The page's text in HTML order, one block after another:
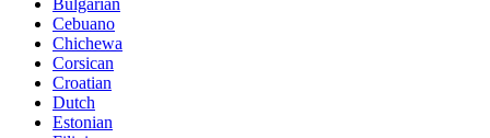
Cebuano
Chichewa
Corsican
Croatian
Dutch
Estonian